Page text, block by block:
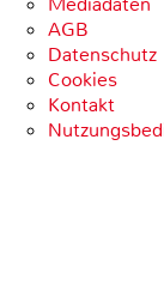
AGB
Datenschutz
Cookies
Kontakt